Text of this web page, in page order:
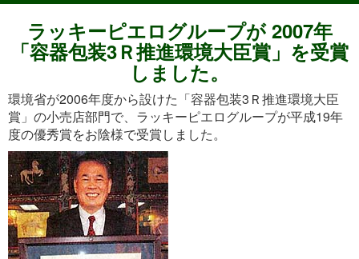
ラッキーピエログループが 2007年
「容器包装3Ｒ推進環境大臣賞」を受賞
しました。
環境省が2006年度から設けた「容器包装3Ｒ推進環境大臣
賞」の小売店部門で、ラッキーピエログループが平成19年
度の優秀賞をお陰様で受賞しました。